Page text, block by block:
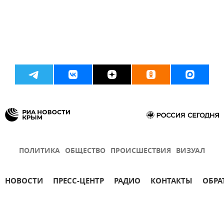
ПОЛИТИКА ОБЩЕСТВО ПРОИСШЕСТВИЯ ВИЗУАЛ
НОВОСТИ ПРЕСС-ЦЕНТР РАДИО КОНТАКТЫ